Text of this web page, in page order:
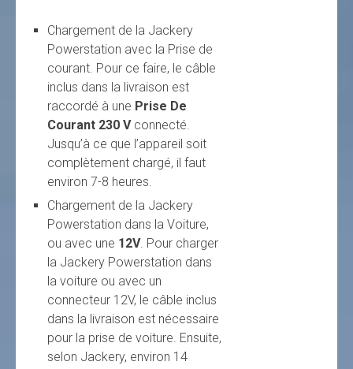
Chargement de la Jackery
Powerstation avec la Prise de
courant. Pour ce faire, le câble
inclus dans la livraison est
raccordé à une Prise De
Courant 230 Vconnecté.
Jusqu’à ce que l’appareil soit
complètement chargé, il faut
environ 7-8 heures.
Chargement de la Jackery
Powerstation dans la Voiture,
ou avec une 12V. Pour charger
la Jackery Powerstation dans
la voiture ou avec un
connecteur 12V, le câble inclus
dans la livraison est nécessaire
pour la prise de voiture. Ensuite,
selon Jackery, environ 14